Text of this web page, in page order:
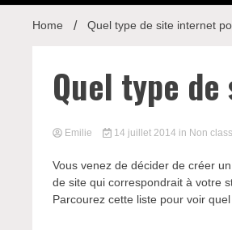
Home Quel type de site internet
Quel type
Emilie 14 juillet 2014 in Non
Vous venez de décider de créer
de site qui correspondrait à votre
Parcourez cette liste pour voir